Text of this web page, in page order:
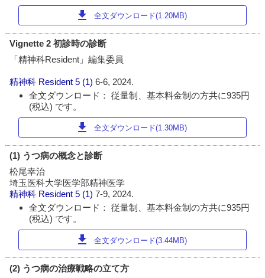
download 全文ダウンロード(1.20MB)
Vignette 2 初診時の診断
「精神科Resident」編集委員
精神科 Resident 5 (1)6-6, 2024.
全文ダウンロード： 従量制、基本料金制の方共に935円
(税込) です。
download 全文ダウンロード(1.30MB)
(1) うつ病の概念と診断
松尾幸治
埼玉医科大学医学部精神医学
精神科 Resident 5 (1)7-9, 2024.
全文ダウンロード： 従量制、基本料金制の方共に935円
(税込) です。
download 全文ダウンロード(3.44MB)
(2) うつ病の治療戦略の立て方